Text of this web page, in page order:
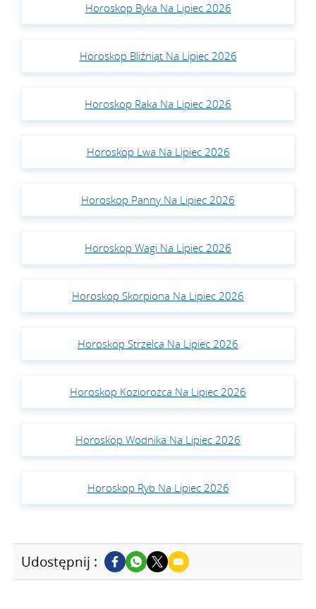
Horoskop Byka Na Lipiec 2026
Horoskop Bliźniąt Na Lipiec 2026
Horoskop Raka Na Lipiec 2026
Horoskop Lwa Na Lipiec 2026
Horoskop Panny Na Lipiec 2026
Horoskop Wagi Na Lipiec 2026
Horoskop Skorpiona Na Lipiec 2026
Horoskop Strzelca Na Lipiec 2026
Horoskop Koziorożca Na Lipiec 2026
Horoskop Wodnika Na Lipiec 2026
Horoskop Ryb Na Lipiec 2026
Udostępnij :